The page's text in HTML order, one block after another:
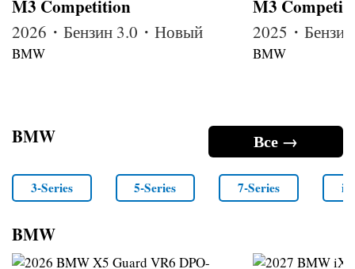
M3 Competition
2026・Бензин 3.0・Новый
BMW
M3
2025・
BMW
Все →
BMW
3-Series 5-Series 7-Series i4
BMW